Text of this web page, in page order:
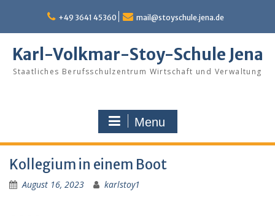
content
+49 3641 45360 mail@stoyschule.jena.de
Karl-Volkmar-Stoy-Schule Jena
Staatliches Berufsschulzentrum Wirtschaft und Verwaltung
Menu
Kollegium in einem Boot
August 16, 2023 karlstoy1